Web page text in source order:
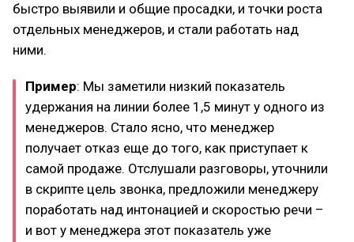
быстро выявили и общие просадки, и точки роста
отдельных менеджеров, и стали работать над
ними.
Пример: Мы заметили низкий показатель
удержания на линии более 1,5 минут у одного из
менеджеров. Стало ясно, что менеджер
получает отказ еще до того, как приступает к
самой продаже. Отслушали разговоры, уточнили
в скрипте цель звонка, предложили менеджеру
поработать над интонацией и скоростью речи –
и вот у менеджера этот показатель уже